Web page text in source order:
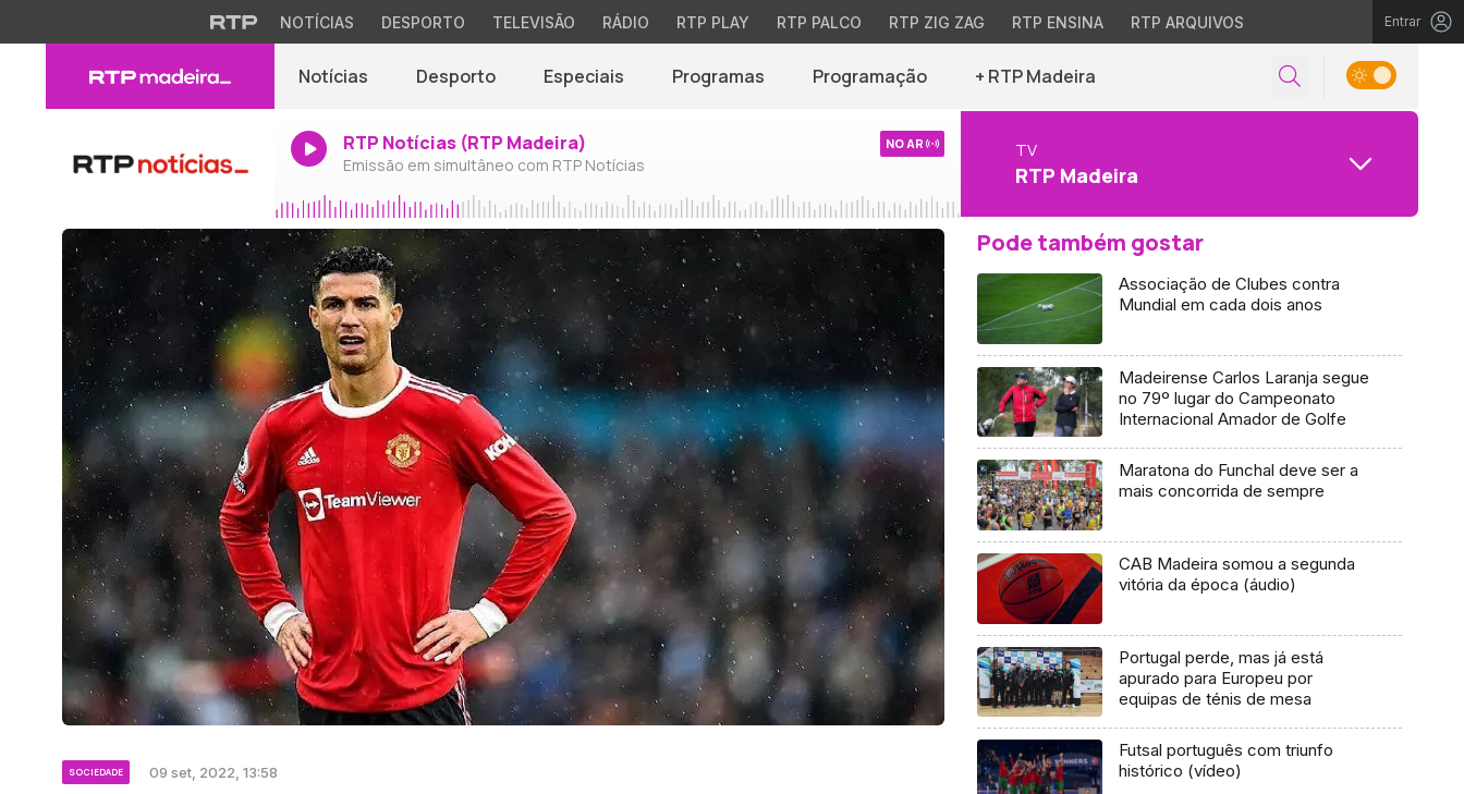
NOTÍCIAS DESPORTO TELEVISÃO RÁDIO RTP PLAY RTP PALCO RTP ZIG ZAG RTP ENSINA RTP ARQUIVOS Entrar
Notícias Desporto Especiais Programas Programação + RTP Madeira
RTP Notícias (RTP Madeira)
Emissão em simultâneo com RTP Notícias
NO AR TV
RTP Madeira
SOCIEDADE 09 set, 2022, 13:58
Pode também gostar
Associação de Clubes contra
Mundial em cada dois anos
Madeirense Carlos Laranja segue
no 79º lugar do Campeonato
Internacional Amador de Golfe
Maratona do Funchal deve ser a
mais concorrida de sempre
CAB Madeira somou a segunda
vitória da época (áudio)
Portugal perde, mas já está
apurado para Europeu por
equipas de ténis de mesa
Futsal português com triunfo
histórico (vídeo)